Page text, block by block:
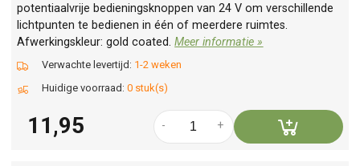
potentiaalvrije bedieningsknoppen van 24 V om verschillende
lichtpunten te bedienen in één of meerdere ruimtes.
Afwerkingskleur: gold coated.Meer informatie »
Verwachte levertijd: 1-2 weken
Huidige voorraad: 0 stuk(s)
11,95 +
-